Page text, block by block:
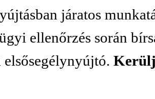
járatos
ellenőrzés során